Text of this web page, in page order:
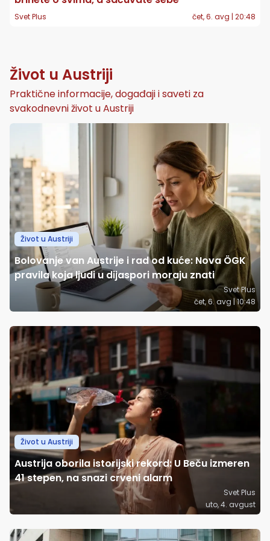
Svet Plus čet, 6. avg | 20:48
Život u Austriji
Praktične informacije, događaji i saveti za
svakodnevni život u Austriji
Život u Austriji
Bolovanje van Austrije i rad od kuće: Nova ÖGK
pravila koja ljudi u dijaspori moraju znati
Svet Plus
čet, 6. avg | 10:48
Život u Austriji
Austrija oborila istorijski rekord: U Beču izmeren
41 stepen, na snazi crveni alarm
Svet Plus
uto, 4. avgust